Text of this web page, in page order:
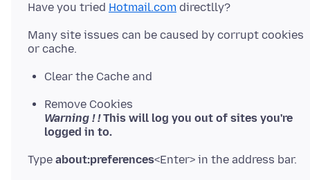
Have you tried Hotmail.com
Many site issues can be caused by corrupt cookies
Clear the Cache and
Remove Cookies
Warning ! !This will log you out of sites you're
logged in to.
Type about:preferences